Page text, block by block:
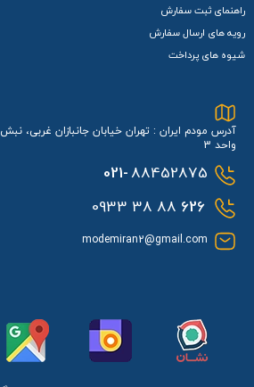
راهنمای ثبت سفارش
رویه های ارسال سفارش
شیوه های پرداخت
آدرس مودم ایران : تهران خیابان جانبازان غربی،
واحد 3
021-88452875
626
88 38 0933
modemiran2@gmail.com